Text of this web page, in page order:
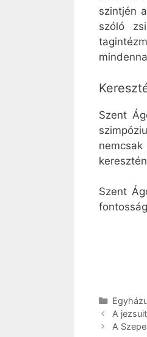
szintjén
szóló
Szent
nemcsak
Szent
A
A